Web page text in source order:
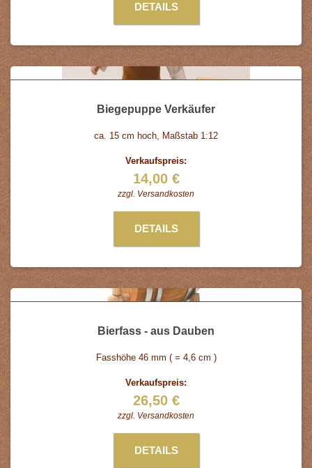
DETAILS
Biegepuppe Verkäufer
ca. 15 cm hoch, Maßstab 1:12
Verkaufspreis:
14,00 €
zzgl. Versandkosten
DETAILS
Bierfass - aus Dauben
Fasshöhe 46 mm ( = 4,6 cm )
Verkaufspreis:
26,50 €
zzgl. Versandkosten
DETAILS